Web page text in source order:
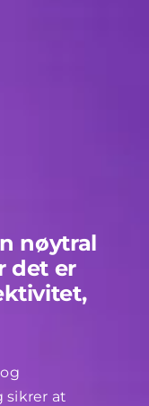
nøytral
det er
sikrer at